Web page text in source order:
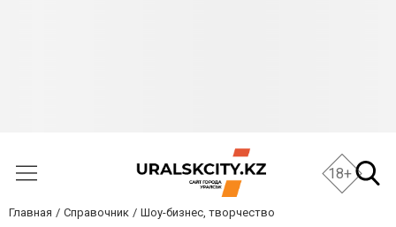
18+
Главная Справочник Шоу-бизнес, творчество